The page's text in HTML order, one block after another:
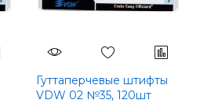
Гуттаперчевые штифты
VDW 02 №35, 120шт